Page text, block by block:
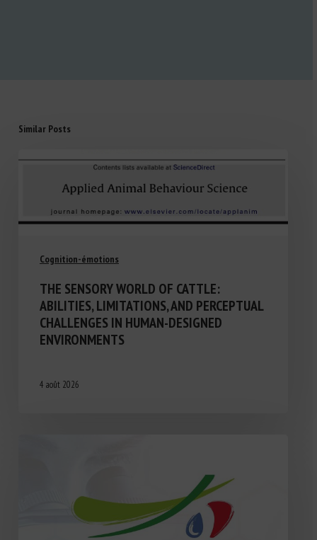
Similar Posts
Cognition-émotions
THE SENSORY WORLD OF CATTLE:
ABILITIES, LIMITATIONS, AND PERCEPTUAL
CHALLENGES IN HUMAN-DESIGNED
ENVIRONMENTS
4 août 2026